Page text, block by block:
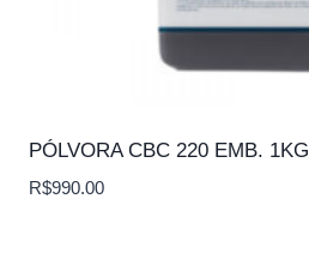
PÓLVORA CBC 220 EMB. 1KG
R$990.00